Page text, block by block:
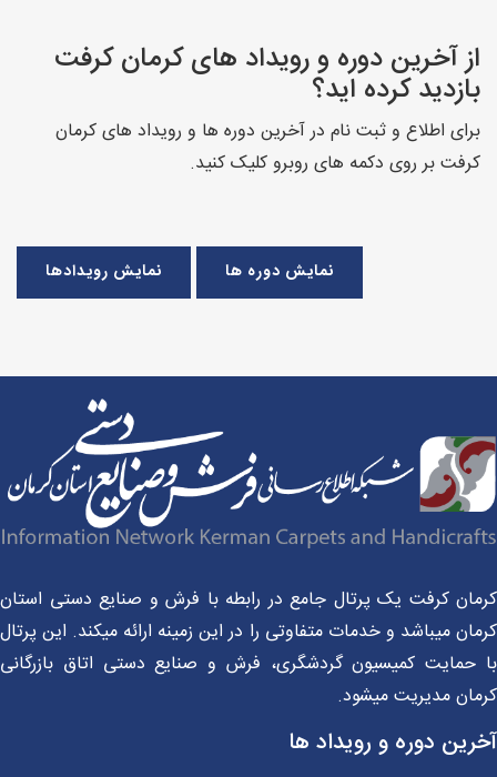
از آخرین دوره و رویداد های کرمان کرفت
بازدید کرده اید؟
برای اطلاع و ثبت نام در آخرین دوره ها و رویداد های کرمان
کرفت بر روی دکمه های روبرو کلیک کنید.
نمایش دوره ها نمایش رویدادها
کرفت یک پرتال جامع در رابطه با فرش و صنایع دستی استان
میباشد و خدمات متفاوتی را در این زمینه ارائه میکند. این پرتال
حمایت کمیسیون گردشگری، فرش و صنایع دستی اتاق بازرگانی
مدیریت میشود.
دوره و رویداد ها